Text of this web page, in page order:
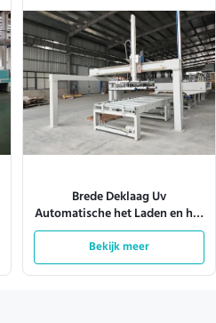
Brede Deklaag Uv
Automatische het Laden en het
Leegmaken Machine 4KW
1600mm
Bekijk meer